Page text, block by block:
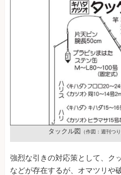
タックル図 （作図：週刊つ
強烈な引きの対応策として、ク
などが存在するが、オマツリや